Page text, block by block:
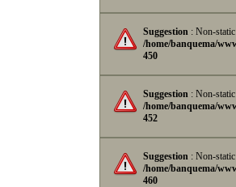
Suggestion : Non-
/home/banquema/
450
Suggestion : Non-
/home/banquema/
452
Suggestion : Non-
/home/banquema/
460